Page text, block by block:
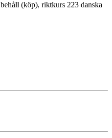
(köp), riktkurs 223 danska